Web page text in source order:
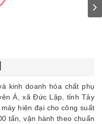
kinh doanh hóa chất phụ
Á, xã Đức Lập, tỉnh Tây
hiện đại cho công suất
tấn, vận hành theo chuẩn